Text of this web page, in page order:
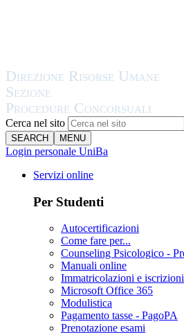
Cerca nel sito
SEARCH MENU
Login personale UniBa
Servizi online
Per Studenti
Autocertificazioni
Come fare per...
Counseling Psicologico -
Manuali online
Immatricolazioni e iscrizioni
Microsoft Office 365
Modulistica
Pagamento tasse - PagoPA
Prenotazione esami